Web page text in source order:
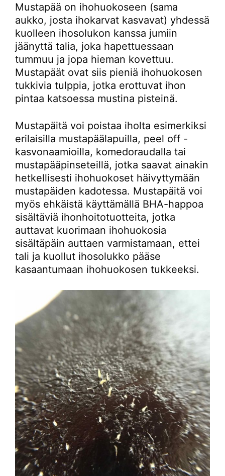
Mustapää on ihohuokoseen (sama
aukko, josta ihokarvat kasvavat) yhdessä
kuolleen ihosolukon kanssa jumiin
jäänyttä talia, joka hapettuessaan
tummuu ja jopa hieman kovettuu.
Mustapäät ovat siis pieniä ihohuokosen
tukkivia tulppia, jotka erottuvat ihon
pintaa katsoessa mustina pisteinä.
Mustapäitä voi poistaa iholta esimerkiksi
erilaisilla mustapäälapuilla, peel off -
kasvonaamioilla, komedoraudalla tai
mustapääpinseteillä, jotka saavat ainakin
hetkellisesti ihohuokoset häivyttymään
mustapäiden kadotessa. Mustapäitä voi
myös ehkäistä käyttämällä BHA-happoa
sisältäviä ihonhoitotuotteita, jotka
auttavat kuorimaan ihohuokosia
sisältäpäin auttaen varmistamaan, ettei
tali ja kuollut ihosolukko pääse
kasaantumaan ihohuokosen tukkeeksi.